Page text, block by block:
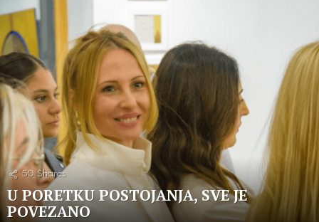
50 Shares
U PORETKU POSTOJANJA, SVE JE
POVEZANO